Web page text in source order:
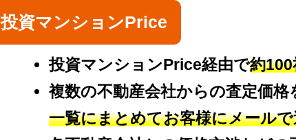
投資マンションPrice
投資マンションPrice経由で約
複数の不動産会社からの査定価
一覧にまとめてお客様にメール